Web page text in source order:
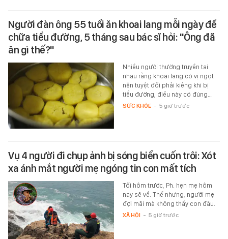
Người đàn ông 55 tuổi ăn khoai lang mỗi ngày để
chữa tiểu đường, 5 tháng sau bác sĩ hỏi: "Ông đã
ăn gì thế?"
Nhiều người thường truyền tai
nhau rằng khoai lang có vị ngọt
nên tuyệt đối phải kiêng khi bị
tiểu đường, điều này có đúng…
SỨC KHỎE - 5 giờ trước
Vụ 4 người đi chụp ảnh bị sóng biển cuốn trôi: Xót
xa ánh mắt người mẹ ngóng tin con mất tích
Tối hôm trước, Ph. hẹn mẹ hôm
nay sẽ về. Thế nhưng, người mẹ
đợi mãi mà không thấy con đâu.
XÃ HỘI - 5 giờ trước